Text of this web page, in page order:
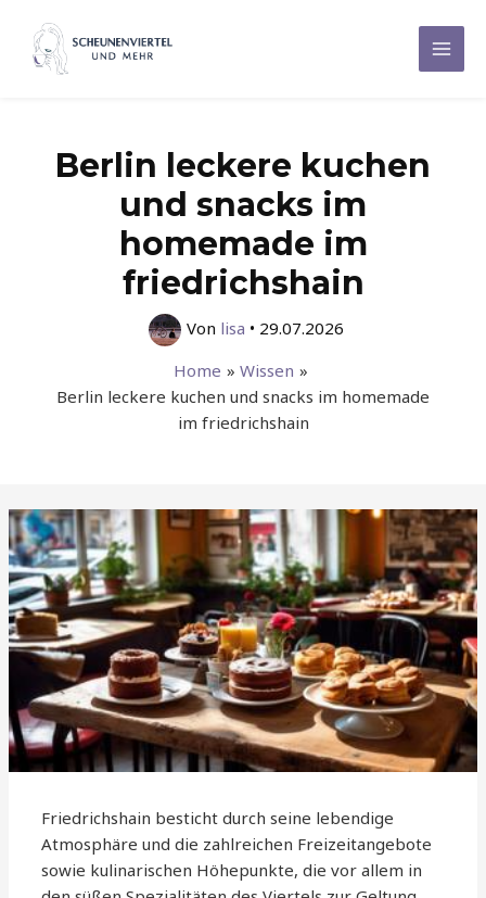
Inhalt
springen
Main
Berlin leckere kuchen
und snacks im
homemade im
friedrichshain
Von lisa • 29.07.2026
Home
Wissen
Berlin leckere kuchen und snacks im homemade
im friedrichshain
Friedrichshain besticht durch seine lebendige
Atmosphäre und die zahlreichen Freizeitangebote
sowie kulinarischen Höhepunkte, die vor allem in